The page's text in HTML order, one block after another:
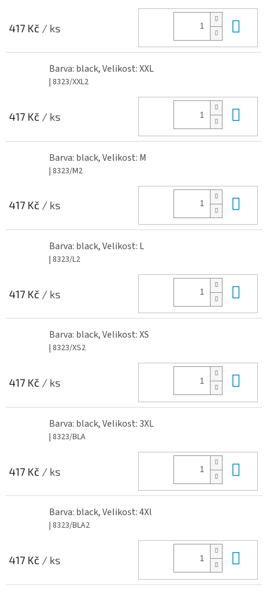
417 Kč / ks
Barva: black, Velikost: XXL
| 8323/XXL2
417 Kč / ks
Barva: black, Velikost: M
| 8323/M2
417 Kč / ks
Barva: black, Velikost: L
| 8323/L2
417 Kč / ks
Barva: black, Velikost: XS
| 8323/XS2
417 Kč / ks
Barva: black, Velikost: 3XL
| 8323/BLA
417 Kč / ks
Barva: black, Velikost: 4Xl
| 8323/BLA2
417 Kč / ks